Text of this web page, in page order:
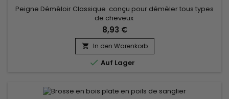
Peigne Démêloir Classique conçu pour démêler tous types
de cheveux
8,93 €
 In den Warenkorb
 Auf Lager